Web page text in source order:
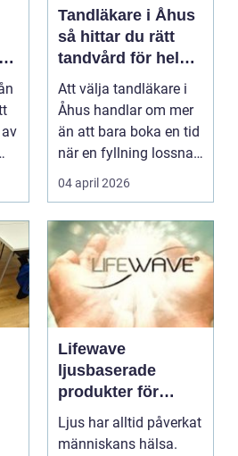
Tandläkare i Åhus
så hittar du rätt
tandvård för hela
familjen
Att välja tandläkare i
Åhus handlar om mer
än att bara boka en tid
när en fyllning lossnar
eller en ...
04 april 2026
Lifewave
ljusbaserade
produkter för
hälsa och
välbefinnande
Ljus har alltid påverkat
människans hälsa.